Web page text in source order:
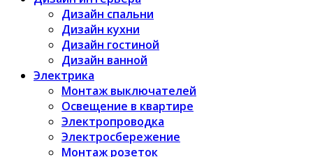
Дизайн спальни
Дизайн кухни
Дизайн гостиной
Дизайн ванной
Электрика
Монтаж выключателей
Освещение в квартире
Электропроводка
Электросбережение
Монтаж розеток